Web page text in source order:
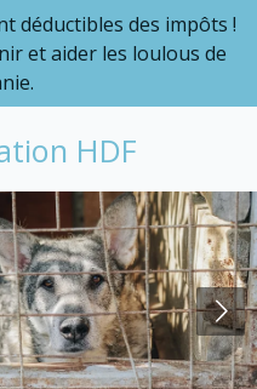
HDF
déductibles des impôts !
et aider les loulous de